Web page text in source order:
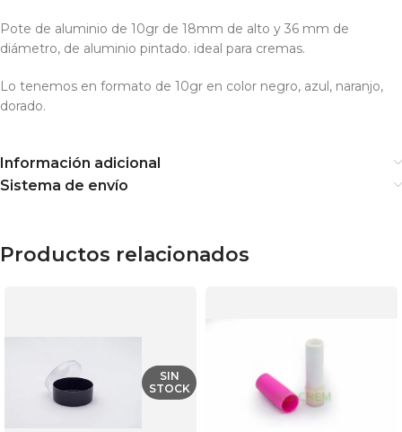
Pote de aluminio de 10gr de 18mm de alto y 36 mm de
diámetro, de aluminio pintado. ideal para cremas.
Lo tenemos en formato de 10gr en color negro, azul, naranjo,
dorado.
Información adicional
Sistema de envío
Productos relacionados
SIN
STOCK